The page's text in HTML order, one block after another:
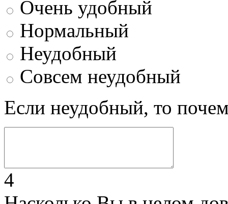
Очень удобный
Нормальный
Неудобный
Совсем неудобный
Если неудобный, то
4